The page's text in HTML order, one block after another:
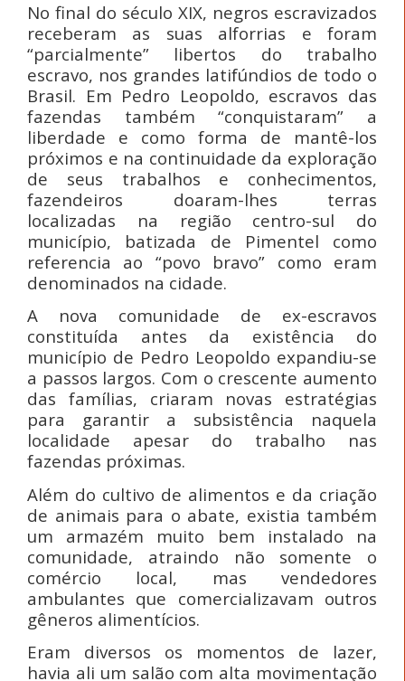
No final do século XIX, negros escravizados
receberam as suas alforrias e foram
“parcialmente” libertos do trabalho
escravo, nos grandes latifúndios de todo o
Brasil. Em Pedro Leopoldo, escravos das
fazendas também “conquistaram” a
liberdade e como forma de mantê-los
próximos e na continuidade da exploração
de seus trabalhos e conhecimentos,
fazendeiros doaram-lhes terras
localizadas na região centro-sul do
município, batizada de Pimentel como
referencia ao “povo bravo” como eram
denominados na cidade.
A nova comunidade de ex-escravos
constituída antes da existência do
município de Pedro Leopoldo expandiu-se
a passos largos. Com o crescente aumento
das famílias, criaram novas estratégias
para garantir a subsistência naquela
localidade apesar do trabalho nas
fazendas próximas.
Além do cultivo de alimentos e da criação
de animais para o abate, existia também
um armazém muito bem instalado na
comunidade, atraindo não somente o
comércio local, mas vendedores
ambulantes que comercializavam outros
gêneros alimentícios.
Eram diversos os momentos de lazer,
havia ali um salão com alta movimentação